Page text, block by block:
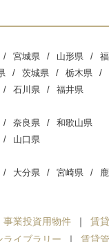
宮城県 山形県
茨城県 栃木県
石川県 福井県
奈良県 和歌山県
山口県
大分県 宮崎県
事業投資用物件 賃
ライブラリー 賃貸